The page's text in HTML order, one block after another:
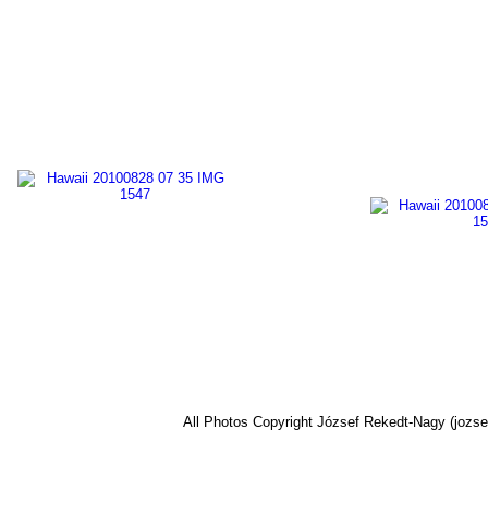
All Photos Copyright József Rekedt-Nagy